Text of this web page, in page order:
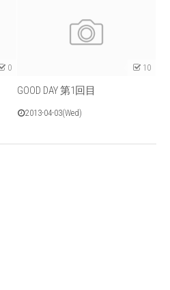
0 10
GOOD DAY 第1回目
2013-04-03(Wed)